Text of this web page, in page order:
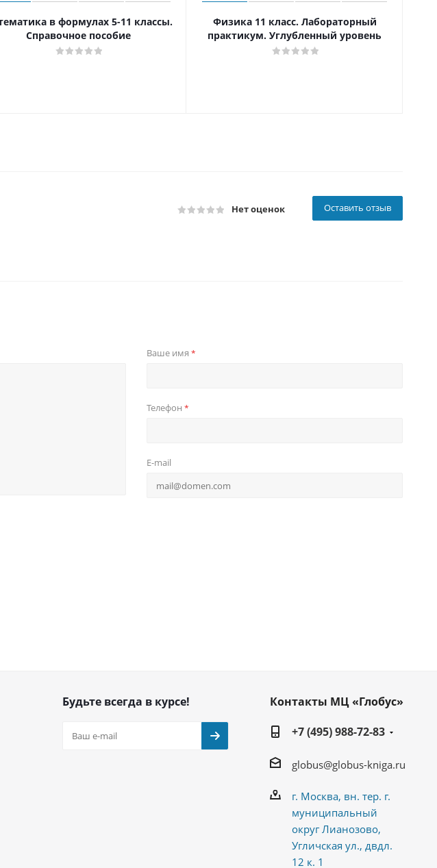
в формулах 5-11 классы.
Справочное пособие
Физика 11 класс. Лабораторный
практикум. Углубленный уровень
Нет оценок Оставить отзыв
Ваше имя *
Телефон *
E-mail
Будьте всегда в курсе!
Контакты МЦ «Глобус»
+7 (495) 988-72-83
globus@globus-kniga.ru
г. Москва, вн. тер. г.
муниципальный
округ Лианозово,
Угличская ул., двдл.
12 к. 1